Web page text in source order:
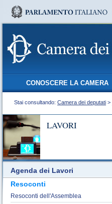
CONOSCERE LA CAMERA
Stai consultando: Camera dei deputati >
LAVORI
Agenda dei Lavori
Resoconti
Resoconti dell'Assemblea